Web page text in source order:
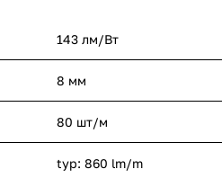
143 лм/Вт
8 мм
80 шт/м
typ: 860 lm/m